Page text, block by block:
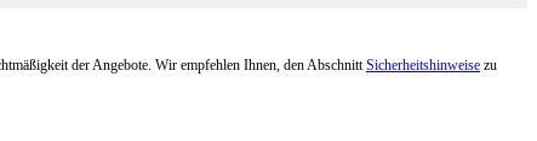
der Angebote. Wir empfehlen Ihnen, den AbschnittSicherheitshinweise zu